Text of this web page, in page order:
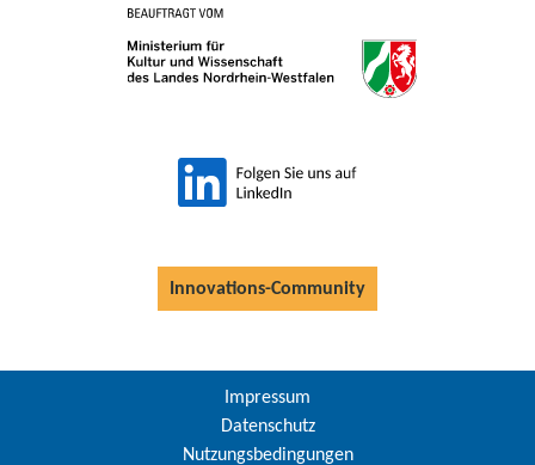
Innovations-Community
Impressum
Datenschutz
Nutzungsbedingungen